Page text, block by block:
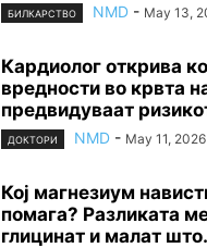
БИЛКАРСТВО NMD - May 13,
Кардиолог открива
вредности во крвта
предвидуваат
ДОКТОРИ NMD - May 11, 2026
Кој магнезиум
помага? Разликата
глицинат и малат